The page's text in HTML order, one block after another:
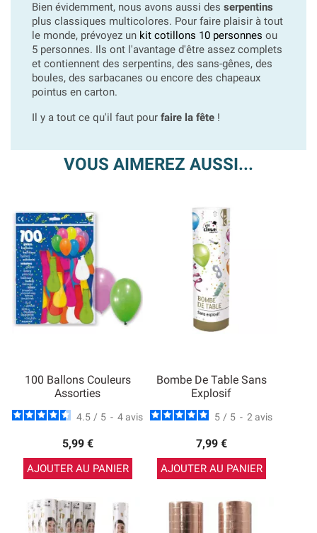
Bien évidemment, nous avons aussi des serpentins
plus classiques multicolores. Pour faire plaisir à tout
le monde, prévoyez un kit cotillons 10 personnes ou
5 personnes. Ils ont l'avantage d'être assez complets
et contiennent des serpentins, des sans-gênes, des
boules, des sarbacanes ou encore des chapeaux
pointus en carton.
Il y a tout ce qu'il faut pour faire la fête !
VOUS AIMEREZ AUSSI...
100 Ballons Couleurs
Assorties
4.5 / 5 - 4 avis
5,99 €
AJOUTER AU PANIER
Bombe De Table Sans
Explosif
5 / 5 - 2 avis
7,99 €
AJOUTER AU PANIER